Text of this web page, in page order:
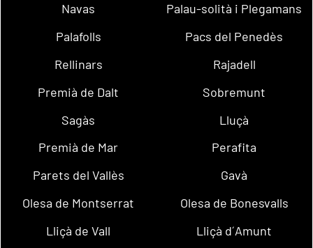
Navas
Palau-solità i Plegamans
Palafolls
Pacs del Penedès
Rellinars
Rajadell
Premià de Dalt
Sobremunt
Sagàs
Lluçà
Premià de Mar
Perafita
Parets del Vallès
Gavà
Olesa de Montserrat
Olesa de Bonesvalls
Lliçà de Vall
Lliçà d´Amunt